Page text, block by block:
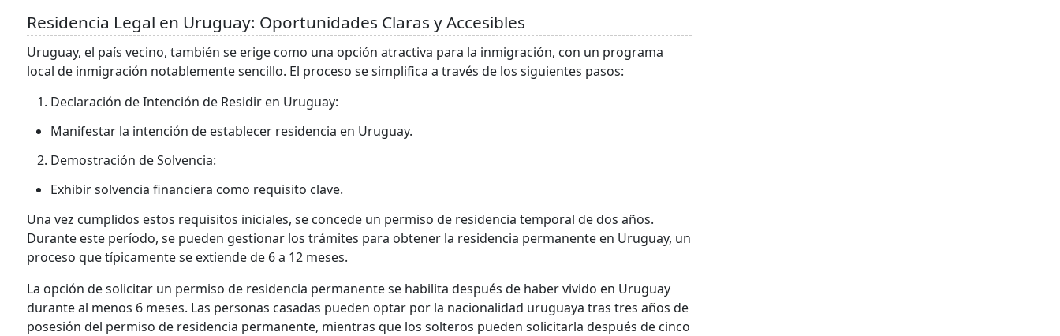
Residencia Legal en Uruguay: Oportunidades Claras y Accesibles
Uruguay, el país vecino, también se erige como una opción atractiva para la inmigración, con un programa
local de inmigración notablemente sencillo. El proceso se simplifica a través de los siguientes pasos:
Declaración de Intención de Residir en Uruguay:
Manifestar la intención de establecer residencia en Uruguay.
Demostración de Solvencia:
Exhibir solvencia financiera como requisito clave.
Una vez cumplidos estos requisitos iniciales, se concede un permiso de residencia temporal de dos años.
Durante este período, se pueden gestionar los trámites para obtener la residencia permanente en Uruguay, un
proceso que típicamente se extiende de 6 a 12 meses.
La opción de solicitar un permiso de residencia permanente se habilita después de haber vivido en Uruguay
durante al menos 6 meses. Las personas casadas pueden optar por la nacionalidad uruguaya tras tres años de
posesión del permiso de residencia permanente, mientras que los solteros pueden solicitarla después de cinco